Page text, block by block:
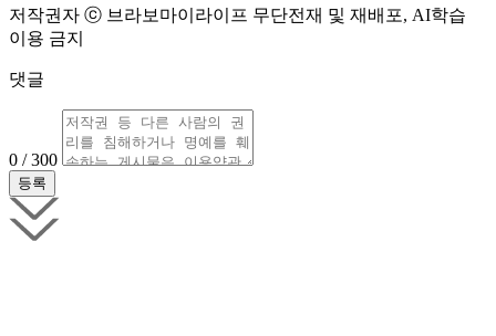
저작권자 ⓒ 브라보마이라이프 무단전재 및 재배포, AI학습
이용 금지
댓글
0 / 300